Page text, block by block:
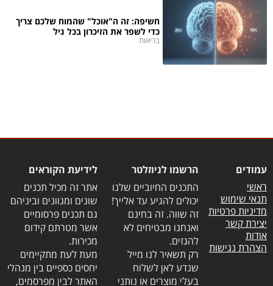
חשיפה: זה ה"אוכל" שהמוח שלכם צריך
כדי לשפר את הזיכרון בכל גיל
בריאות
עמודים
ראשי
תנאי שימוש
מדיניות פרטיות
יצירת קשר
אודות
הצהרת נגישות
הרשמו לניוזלטר
התכנים החיוביים שלנו
יכולים להגיע עד אלייך!
זה שווה. זה בחינם
ואנחנו מבטיחים לא
להגזים.
רק תשאיר לנו מייל
שנדע לאן לשלוח
בעלי מוצרים או נותני
לידיעת הקוראים
אתר זה מכיל תכנים
שונים ומגוונים וביניהם
גם תכנים פרסומיים
אשר מטרתם קידום
מכירות.
מעת לעת מתקיימים
יחסים כספיים בין מנהלי
האתר לבין מפרסמים,